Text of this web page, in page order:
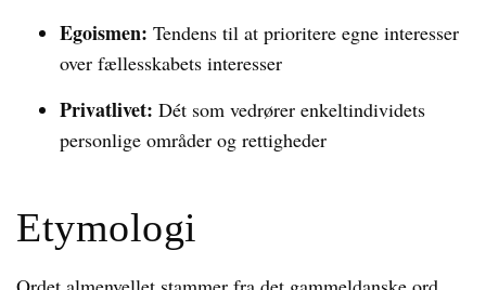
Egoismen: Tendens til at prioritere egne interesser
over fællesskabets interesser
Privatlivet: Dét som vedrører enkeltindividets
personlige områder og rettigheder
Etymologi